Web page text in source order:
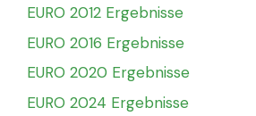
EURO 2012 Ergebnisse
EURO 2016 Ergebnisse
EURO 2020 Ergebnisse
EURO 2024 Ergebnisse